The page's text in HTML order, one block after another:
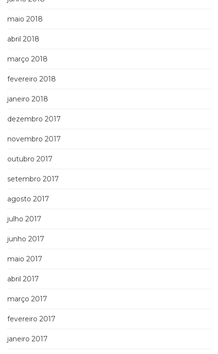
maio 2018
abril 2018
março 2018
fevereiro 2018
janeiro 2018
dezembro 2017
novembro 2017
outubro 2017
setembro 2017
agosto 2017
julho 2017
junho 2017
maio 2017
abril 2017
março 2017
fevereiro 2017
janeiro 2017